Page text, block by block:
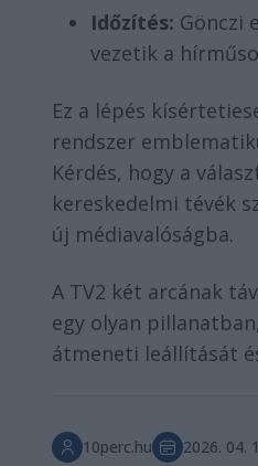
Időzítés: Gönczi
vezetik a
Ez a lépés
rendszer
Kérdés, hogy a
kereskedelmi tévék
új médiavalóságba.
A TV2 két arcának
egy olyan
átmeneti leállítását
10perc.hu 2026. 04.